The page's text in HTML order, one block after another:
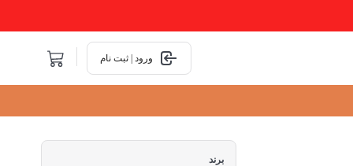
ورود | ثبت نام
برند